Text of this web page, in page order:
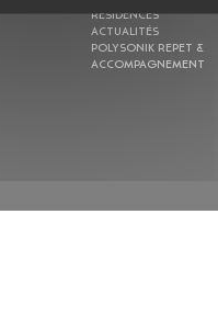
RÉSIDENCES
ACTUALITÉS
POLYSONIK REPET &
ACCOMPAGNEMENT